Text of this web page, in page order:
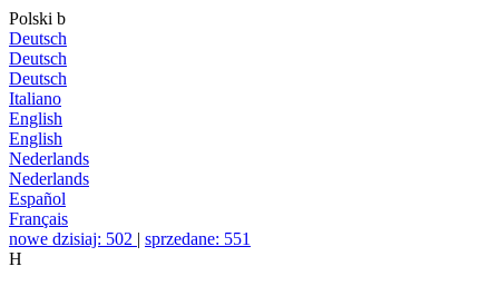
Polski b
Deutsch
Deutsch
Deutsch
Italiano
English
English
Nederlands
Nederlands
Español
Français
nowe dzisiaj: 502 | sprzedane: 551
H